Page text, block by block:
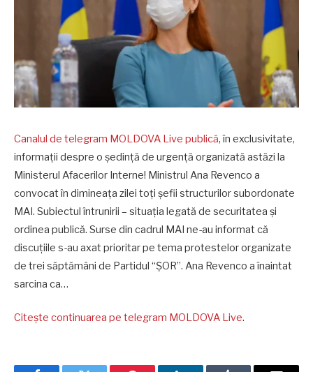
Canalul de telegram MOLDOVA Live publică, în exclusivitate,
informații despre o ședință de urgență organizată astăzi la
Ministerul Afacerilor Interne! Ministrul Ana Revenco a
convocat în dimineața zilei toți șefii structurilor subordonate
MAI. Subiectul întrunirii – situația legată de securitatea și
ordinea publică. Surse din cadrul MAI ne-au informat că
discuțiile s-au axat prioritar pe tema protestelor organizate
de trei săptămâni de Partidul “ȘOR”. Ana Revenco a înaintat
sarcina ca…
Citește continuarea pe telegram MOLDOVA Live.